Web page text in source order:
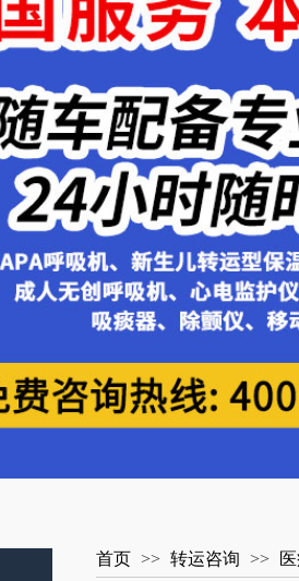
首页 >> 转运咨询 >>